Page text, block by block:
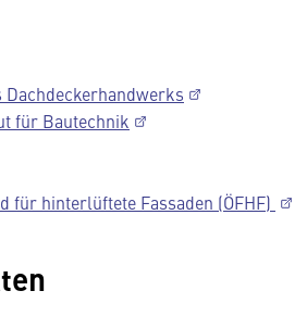
für Bautechnik
für hinterlüftete Fassaden (ÖFHF)